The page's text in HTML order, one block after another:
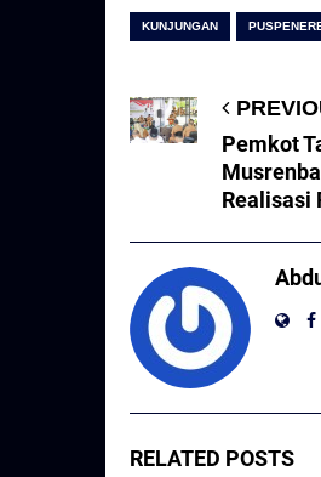
KUNJUNGAN
Pemkot
Realisasi
RELATED POSTS